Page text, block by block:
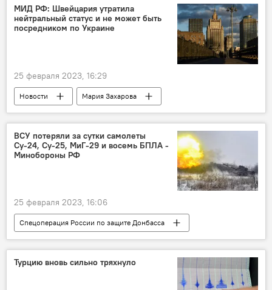
встреча
Лачинская дорога
МИД РФ: Швейцария утратила
нейтральный статус и не может быть
посредником по Украине
25 февраля 2023, 16:29
Новости
Мария Захарова
МИД России
комментарий
Швейцария
Украина
ВСУ потеряли за сутки самолеты
Су-24, Су-25, МиГ-29 и восемь БПЛА -
Минобороны РФ
25 февраля 2023, 16:06
Спецоперация России по защите Донбасса
Министерство обороны России
ВСУ
Турцию вновь сильно тряхнуло